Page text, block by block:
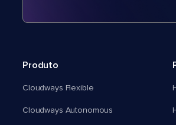
Produto
Cloudways Flexible
Cloudways Autonomous